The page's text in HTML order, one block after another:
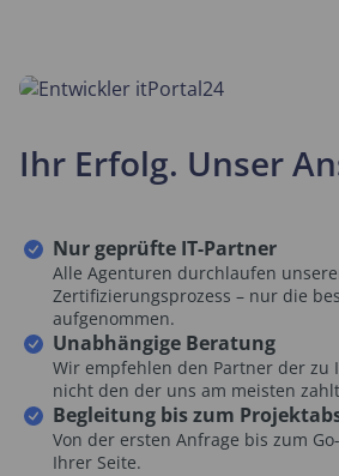
Ihr Erfolg. Unser
Nur geprüfte IT-Partner
Alle Agenturen durchlaufen
Zertifizierungsprozess – nur die
aufgenommen.
Unabhängige Beratung
Wir empfehlen den Partner der zu
nicht den der uns am meisten
Begleitung bis zum
Von der ersten Anfrage bis zum
Ihrer Seite.